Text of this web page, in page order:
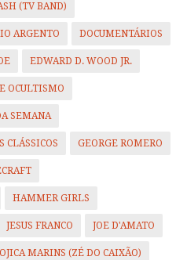
(TV BAND)
ARGENTO DOCUMENTÁRIOS
EDWARD D. WOOD JR.
OCULTISMO
SEMANA
CLÁSSICOS GEORGE ROMERO
HAMMER GIRLS
JESUS FRANCO JOE D'AMATO
MARINS (ZÉ DO CAIXÃO)